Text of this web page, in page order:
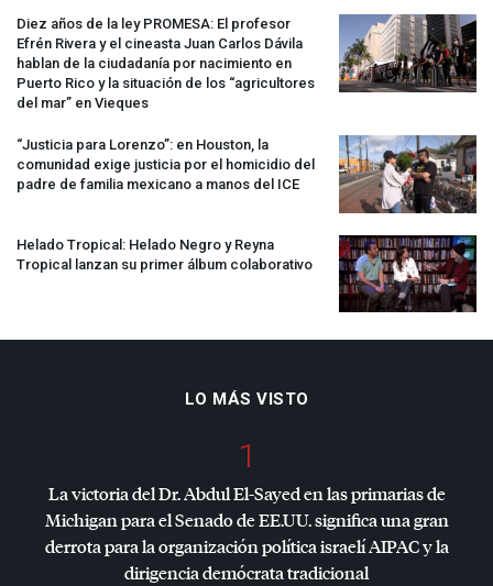
Diez años de la ley PROMESA: El profesor
Efrén Rivera y el cineasta Juan Carlos Dávila
hablan de la ciudadanía por nacimiento en
Puerto Rico y la situación de los “agricultores
del mar” en Vieques
“Justicia para Lorenzo”: en Houston, la
comunidad exige justicia por el homicidio del
padre de familia mexicano a manos del ICE
Helado Tropical: Helado Negro y Reyna
Tropical lanzan su primer álbum colaborativo
LO MÁS VISTO
1
La victoria del Dr. Abdul El-Sayed en las primarias de
Michigan para el Senado de EE.UU. significa una gran
derrota para la organización política israelíAIPACy la
dirigencia demócrata tradicional